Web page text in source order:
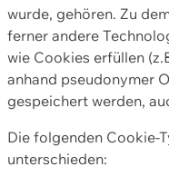
wurde, gehören. Zu
ferner andere
wie Cookies erfüllen
anhand pseudonymer
gespeichert werden,
Die folgenden Cookie-
unterschieden: